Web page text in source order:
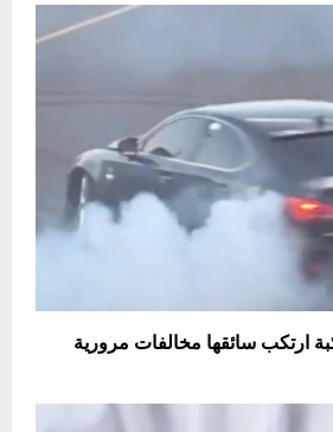
ارتكب سائقها مخالفات مرورية